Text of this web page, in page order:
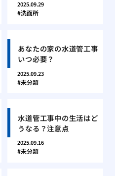
2025.09.29
洗面所
あなたの家の水道管工事
いつ必要？
2025.09.23
未分類
水道管工事中の生活はど
うなる？注意点
2025.09.16
未分類